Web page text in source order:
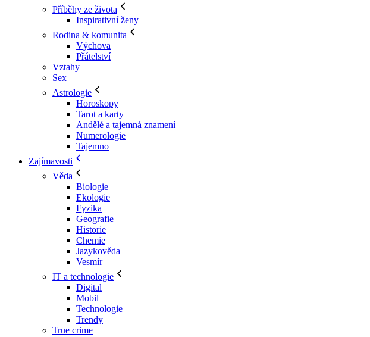
Příběhy ze života
Inspirativní ženy
Rodina & komunita
Výchova
Přátelství
Vztahy
Sex
Astrologie
Horoskopy
Tarot a karty
Andělé a tajemná znamení
Numerologie
Tajemno
Zajímavosti
Věda
Biologie
Ekologie
Fyzika
Geografie
Historie
Chemie
Jazykověda
Vesmír
IT a technologie
Digital
Mobil
Technologie
Trendy
True crime